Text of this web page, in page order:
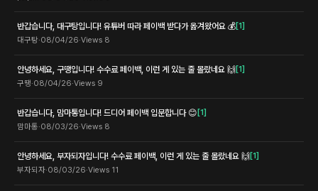
반갑습니다, 대구탕입니다! 유튜버 따라 페이백 받다가 옮겨왔어요 💰[1]
대구탕·08/04/26·Views 8
안녕하세요, 구땡입니다! 수수료 페이백, 이런 게 있는 줄 몰랐네요 🙌 [1]
구땡·08/04/26·Views 9
반갑습니다, 맘마통입니다! 드디어 페이백 입문합니다 😊 [1]
맘마통·08/03/26·Views 8
안녕하세요, 부자되자입니다! 수수료 페이백, 이런 게 있는 줄 몰랐네요 🙌 [1]
부자되자·08/03/26·Views 11